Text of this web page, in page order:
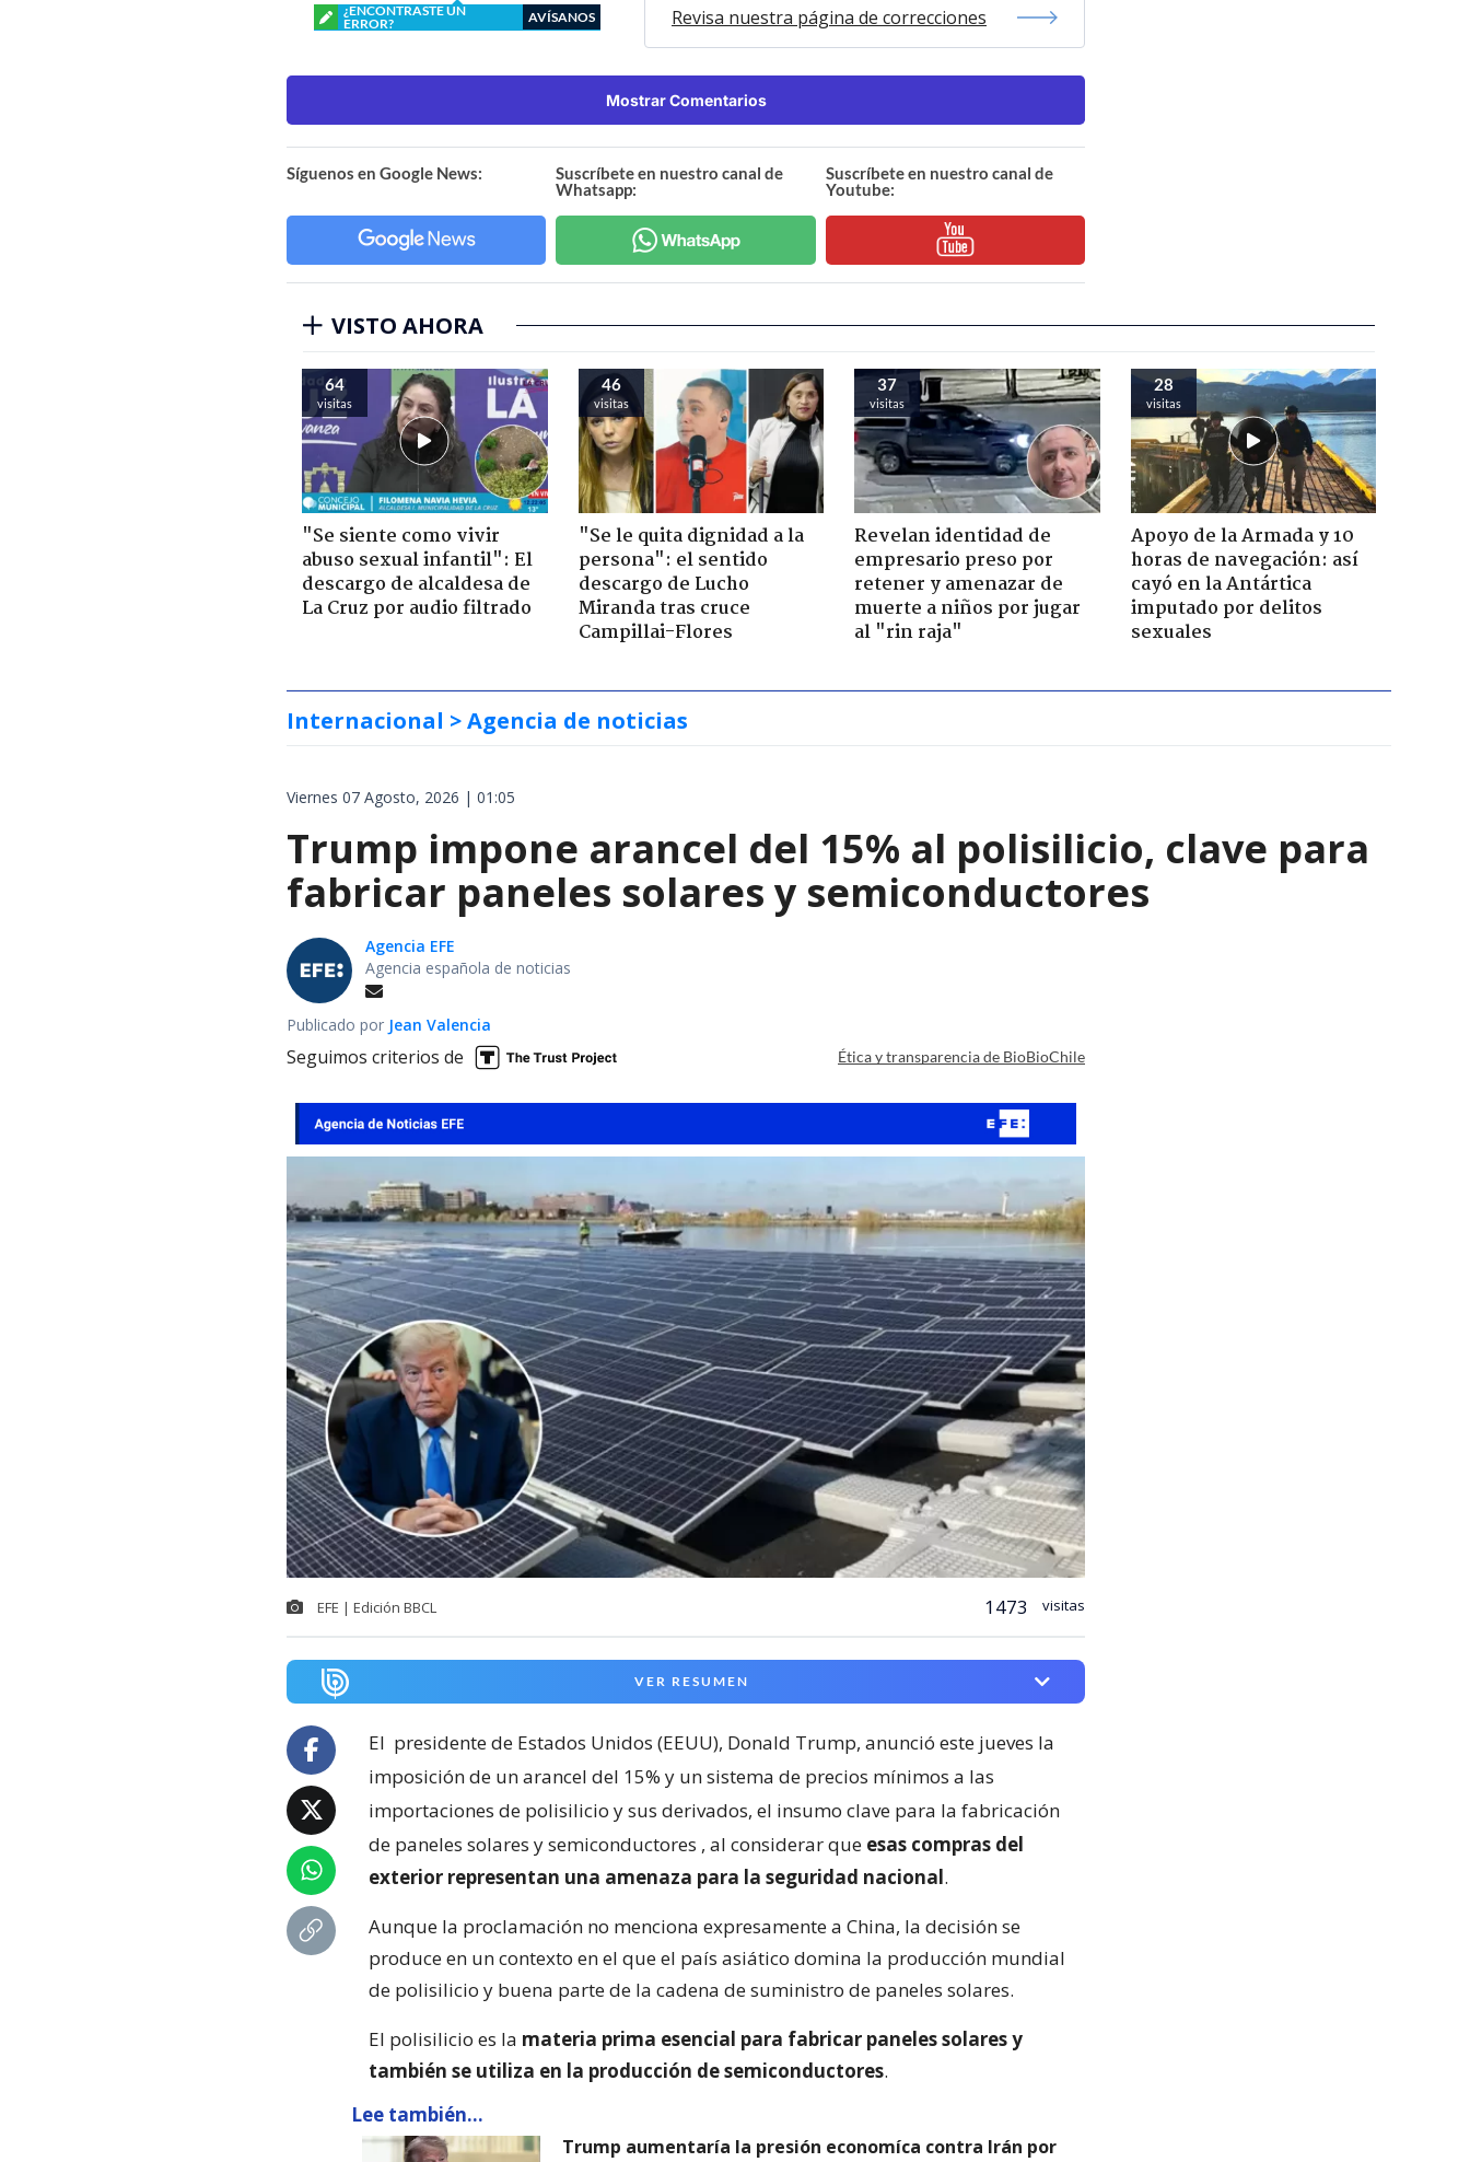
¿ENCONTRASTE UN
ERROR?
AVÍSANOS Revisa nuestra página de correcciones
Mostrar Comentarios
Síguenos en Google News:
Suscríbete en nuestro canal de
Whatsapp:
Suscríbete en nuestro canal de
Youtube:
VISTO AHORA
64
visitas
"Se siente como vivir
abuso sexual infantil": El
descargo de alcaldesa de
La Cruz por audio filtrado
46
visitas
"Se le quita dignidad a la
persona": el sentido
descargo de Lucho
Miranda tras cruce
Campillai-Flores
37
visitas
Revelan identidad de
empresario preso por
retener y amenazar de
muerte a niños por jugar
al "rin raja"
28
visitas
Apoyo de la Armada y 10
horas de navegación: así
cayó en la Antártica
imputado por delitos
sexuales
Internacional > Agencia de noticias
Viernes 07 Agosto, 2026 | 01:05
Trump impone arancel del 15% al polisilicio, clave para
fabricar paneles solares y semiconductores
Agencia EFE
Agencia española de noticias
Publicado por Jean Valencia
Seguimos criterios de Ética y transparencia de BioBioChile
EFE | Edición BBCL 1473 visitas
VER RESUMEN
El presidente de Estados Unidos (EEUU), Donald Trump, anunció este jueves la
imposición de un arancel del 15% y un sistema de precios mínimos a las
importaciones de polisilicio y sus derivados, el insumo clave para la fabricación
de paneles solares y semiconductores , al considerar que esas compras del
exterior representan una amenaza para la seguridad nacional.
Aunque la proclamación no menciona expresamente a China, la decisión se
produce en un contexto en el que el país asiático domina la producción mundial
de polisilicio y buena parte de la cadena de suministro de paneles solares.
El polisilicio es la materia prima esencial para fabricar paneles solares y
también se utiliza en la producción de semiconductores.
Lee también...
Trump aumentaría la presión economíca contra Irán por